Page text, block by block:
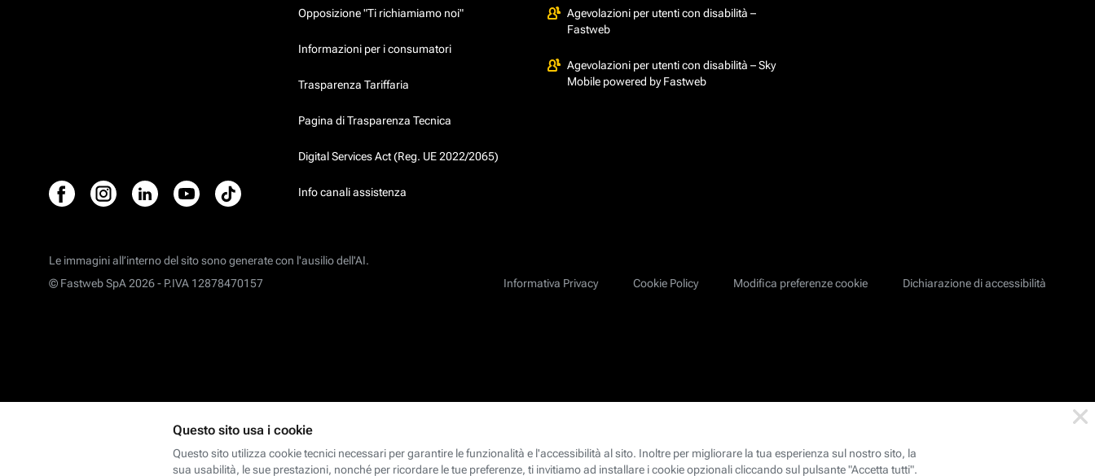
Opposizione "Ti richiamiamo noi"
Informazioni per i consumatori
Trasparenza Tariffaria
Pagina di Trasparenza Tecnica
Digital Services Act (Reg. UE 2022/2065)
Info canali assistenza
Agevolazioni per utenti con disabilità –
Fastweb
Agevolazioni per utenti con disabilità – Sky
Mobile powered by Fastweb
Le immagini all’interno del sito sono generate con l'ausilio dell'AI.
Informativa Privacy
Cookie Policy Modifica preferenze cookie Dichiarazione di accessibilità
© Fastweb SpA 2026 - P.IVA 12878470157